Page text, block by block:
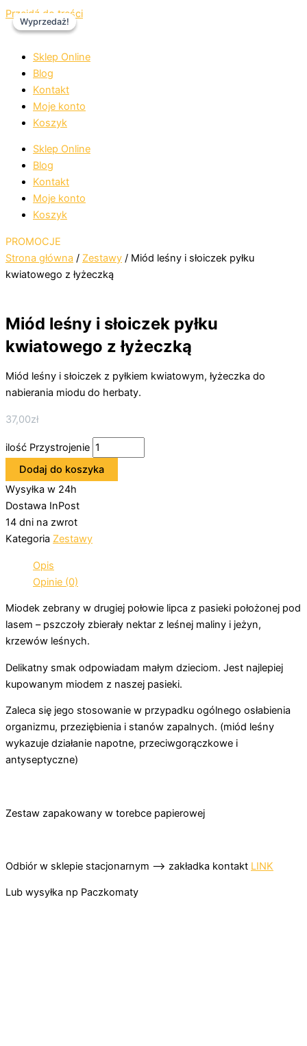
Przejdź do treści
Sklep Online
Blog
Kontakt
Moje konto
Koszyk
Sklep Online
Blog
Kontakt
Moje konto
Koszyk
PROMOCJE
Strona główna / Zestawy / Miód leśny i słoiczek pyłku
kwiatowego z łyżeczką
Miód leśny i słoiczek pyłku
kwiatowego z łyżeczką
Miód leśny i słoiczek z pyłkiem kwiatowym, łyżeczka do
nabierania miodu do herbaty.
37,00zł
ilość Przystrojenie
Dodaj do koszyka
Wysyłka w 24h
Dostawa InPost
14 dni na zwrot
Kategoria Zestawy
Opis
Opinie (0)
Miodek zebrany w drugiej połowie lipca z pasieki położonej pod
lasem – pszczoły zbierały nektar z leśnej maliny i jeżyn,
krzewów leśnych.
Delikatny smak odpowiadam małym dzieciom. Jest najlepiej
kupowanym miodem z naszej pasieki.
Zaleca się jego stosowanie w przypadku ogólnego osłabienia
organizmu, przeziębienia i stanów zapalnych. (miód leśny
wykazuje działanie napotne, przeciwgorączkowe i
antyseptyczne)
Zestaw zapakowany w torebce papierowej
Odbiór w sklepie stacjonarnym –> zakładka kontakt LINK
Lub wysyłka np Paczkomaty
Wyprzedaż!
Wyprzedaż!